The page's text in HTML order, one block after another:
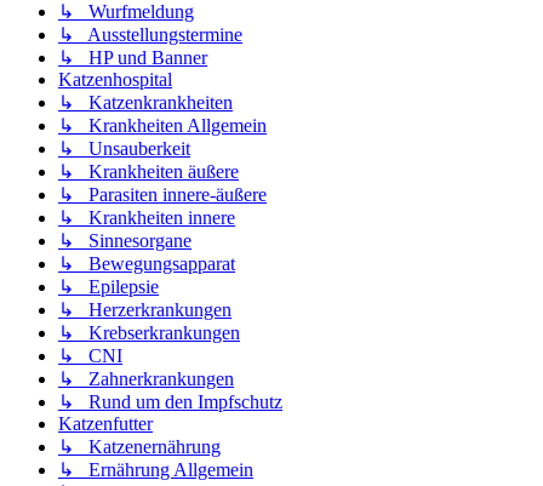
↳ Wurfmeldung
↳ Ausstellungstermine
↳ HP und Banner
Katzenhospital
↳ Katzenkrankheiten
↳ Krankheiten Allgemein
↳ Unsauberkeit
↳ Krankheiten äußere
↳ Parasiten innere-äußere
↳ Krankheiten innere
↳ Sinnesorgane
↳ Bewegungsapparat
↳ Epilepsie
↳ Herzerkrankungen
↳ Krebserkrankungen
↳ CNI
↳ Zahnerkrankungen
↳ Rund um den Impfschutz
Katzenfutter
↳ Katzenernährung
↳ Ernährung Allgemein